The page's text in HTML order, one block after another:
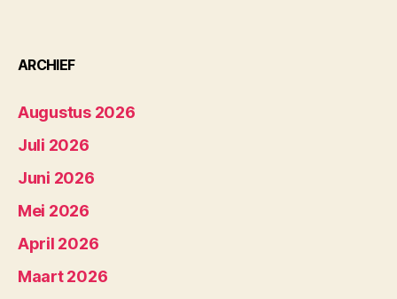
ARCHIEF
Augustus 2026
Juli 2026
Juni 2026
Mei 2026
April 2026
Maart 2026